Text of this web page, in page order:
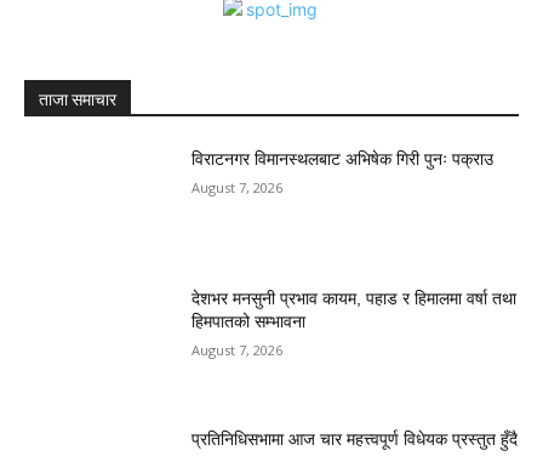
ताजा समाचार
विराटनगर विमानस्थलबाट अभिषेक गिरी पुनः पक्राउ
August 7, 2026
देशभर मनसुनी प्रभाव कायम, पहाड र हिमालमा वर्षा तथा
हिमपातको सम्भावना
August 7, 2026
प्रतिनिधिसभामा आज चार महत्त्वपूर्ण विधेयक प्रस्तुत हुँदै